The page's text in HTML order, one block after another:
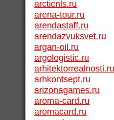
arcticnls.ru
arena-tour.ru
arendastaff.ru
arendazvuksvet.ru
argan-oil.ru
argologistic.ru
arhitektorrealnosti.ru
arhkontsept.ru
arizonagames.ru
aroma-card.ru
aromacard.ru